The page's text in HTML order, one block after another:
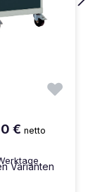
€ netto
Varianten